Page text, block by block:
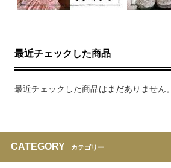
最近チェックした商品
最近チェックした商品はまだありません。
CATEGORY カテゴリー